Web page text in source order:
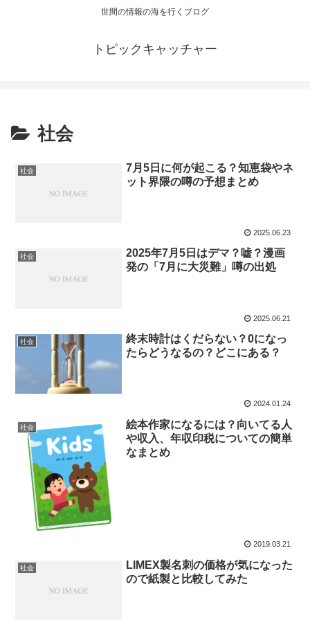
世間の情報の海を行くブログ
トピックキャッチャー
社会
社会
7月5日に何が起こる？知恵袋やネ
ット界隈の噂の予想まとめ
2025.06.23
社会
2025年7月5日はデマ？嘘？漫画
発の「7月に大災難」噂の出処
2025.06.21
社会
終末時計はくだらない？0になっ
たらどうなるの？どこにある？
2024.01.24
社会
絵本作家になるには？向いてる人
や収入、年収印税についての簡単
なまとめ
2019.03.21
社会
LIMEX製名刺の価格が気になった
ので紙製と比較してみた